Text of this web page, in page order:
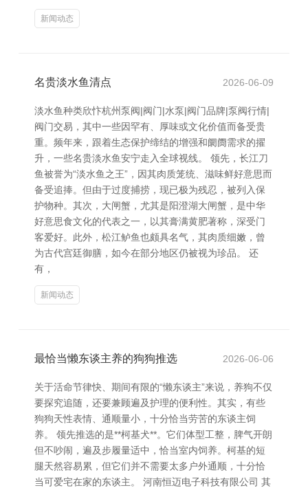
新闻动态
名贵淡水鱼清点 2026-06-09
淡水鱼种类欣忭杭州泵阀|阀门|水泵|阀门品牌|泵阀行情|
阀门交易，其中一些因罕有、厚味或文化价值而备受贵
重。频年来，跟着生态保护缔结的增强和阛阓需求的擢
升，一些名贵淡水鱼安宁走入全球视线。 领先，长江刀
鱼被誉为“淡水鱼之王”，因其肉质笼统、滋味鲜好意思而
备受追捧。但由于过度捕捞，现已极为残忍，被列入保
护物种。其次，大闸蟹，尤其是阳澄湖大闸蟹，是中华
好意思食文化的代表之一，以其膏满黄肥著称，深受门
客爱好。此外，松江鲈鱼也颇具名气，其肉质细嫩，曾
为古代宫廷御膳，如今在部分地区仍被视为珍品。 还
有，
新闻动态
最恰当懒东谈主养的狗狗推选 2026-06-06
关于活命节律快、期间有限的“懒东谈主”来说，养狗不仅
要探究追随，还要兼顾遍及护理的便利性。其实，有些
狗狗天性表情、通顺量小，十分恰当劳苦的东谈主饲
养。 领先推选的是**柯基犬**。它们体型工整，脾气开朗
但不吵闹，遍及步履量适中，恰当室内饲养。柯基的短
腿天然容易累，但它们并不需要太多户外通顺，十分恰
当可爱宅在家的东谈主。 河南恒迈电子科技有限公司 其